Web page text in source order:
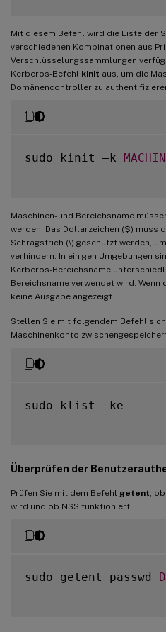
Mit diesem Befehl wird die Liste der
verschiedenen Kombinationen aus
Verschlüsselungssammlungen
Kerberos-Befehl kinit aus, um die
Domänencontroller zu
sudo kinit –k
Maschinen- und Bereichsname
werden. Das Dollarzeichen ($) muss
Schrägstrich (\) geschützt werden,
verhindern. In einigen Umgebungen
Kerberos-Bereichsname
Bereichsname verwendet wird.
keine Ausgabe angezeigt.
Stellen Sie mit folgendem Befehl
Maschinenkonto
sudo klist - ke
Überprüfen der
Prüfen Sie mit dem Befehl getent ,
wird und ob NSS funktioniert:
sudo getent passwd